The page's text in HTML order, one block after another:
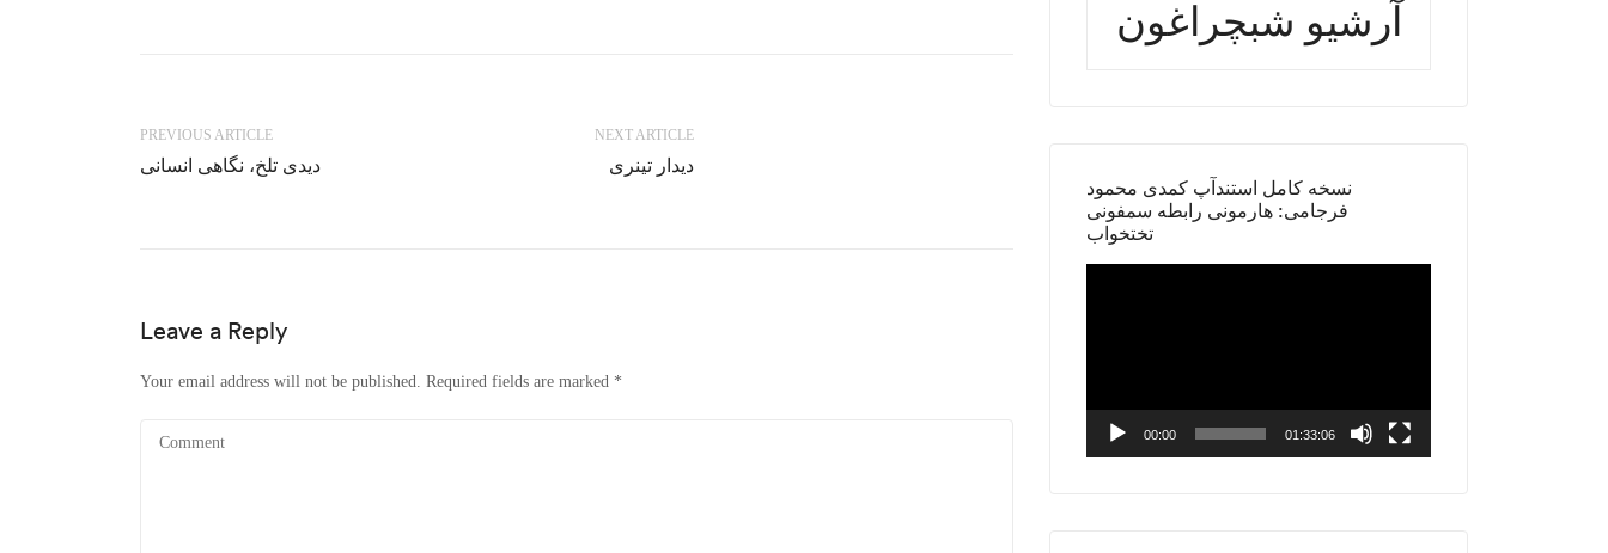
PREVIOUS ARTICLE
دیدی تلخ، نگاهی انسانی
NEXT ARTICLE
دیدار تینری
Leave a Reply
Your email address will not be published. Required fields are marked *
آرشیو شبچراغون
نسخه کامل استندآپ کمدی محمود
فرجامی: هارمونی رابطه سمفونی
تختخواب
00:00 01:33:06